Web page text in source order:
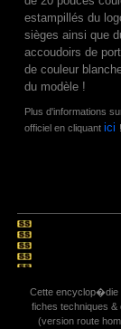
estampillés du
sièges ainsi que
accoudoirs de
de couleur
du modèle !
Plus d'informations
officiel en cliquantici !
Cette encyclop�die
fiches techniques
(version route